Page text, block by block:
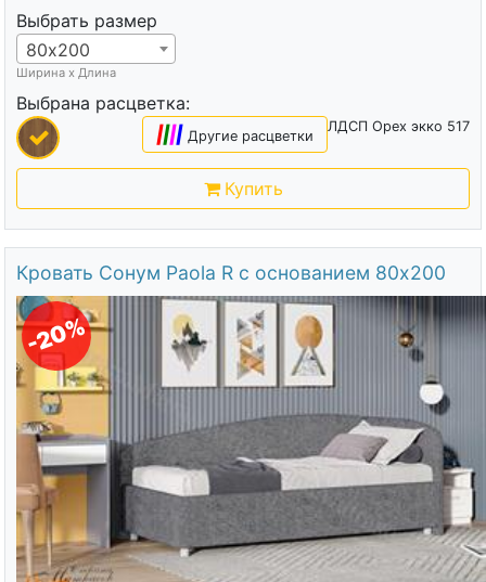
Выбрать размер
80х200
Ширина х Длина
Выбрана расцветка:
ЛДСП Орех экко 517
|||| Другие расцветки
Купить
Кровать Сонум Paola R с основанием 80х200
-20%